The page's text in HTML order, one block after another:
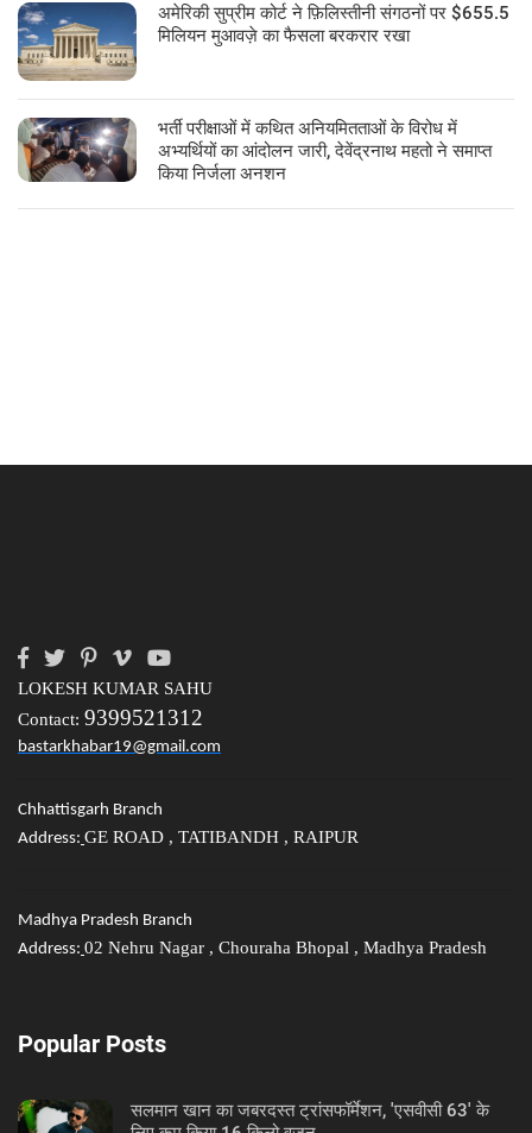
अमेरिकी सुप्रीम कोर्ट ने फ़िलिस्तीनी संगठनों पर $655.5
मिलियन मुआवज़े का फैसला बरकरार रखा
भर्ती परीक्षाओं में कथित अनियमितताओं के विरोध में
अभ्यर्थियों का आंदोलन जारी, देवेंद्रनाथ महतो ने समाप्त
किया निर्जला अनशन
LOKESH KUMAR SAHU
Contact: 9399521312
bastarkhabar19@gmail.com
Chhattisgarh Branch
Address: GE ROAD , TATIBANDH , RAIPUR
Madhya Pradesh Branch
Address: 02 Nehru Nagar , Chouraha Bhopal , Madhya Pradesh
Popular Posts
सलमान खान का जबरदस्त ट्रांसफॉर्मेशन, 'एसवीसी 63' के